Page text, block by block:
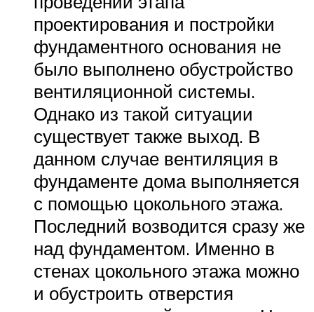
проектирования и постройки
фундаментного основания не
было выполнено обустройство
вентиляционной системы.
Однако из такой ситуации
существует также выход. В
данном случае вентиляция в
фундаменте дома выполняется
с помощью цокольного этажа.
Последний возводится сразу же
над фундаментом. Именно в
стенах цокольного этажа можно
и обустроить отверстия